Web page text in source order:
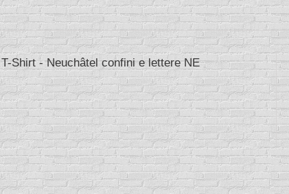
T-Shirt - Neuchâtel confini e lettere NE